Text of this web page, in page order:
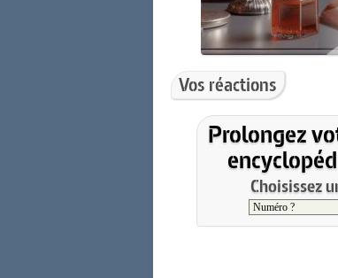
Vos réactions
Prolongez
Choisissez